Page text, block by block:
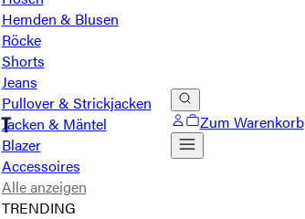
Hemden & Blusen
Röcke
Shorts
Jeans
Pullover & Strickjacken
Jacken & Mäntel
Blazer
Accessoires
Alle anzeigen
TRENDING
Zum Warenkorb